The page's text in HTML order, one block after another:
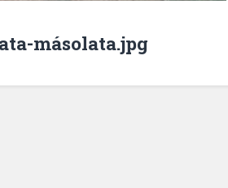
másolata.jpg